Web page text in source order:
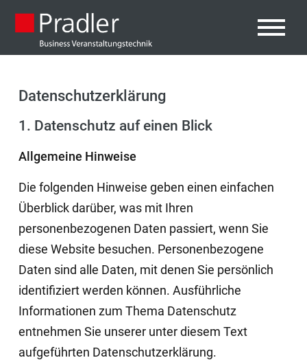
Datenschutz­erklärung
1. Datenschutz auf einen Blick
Allgemeine Hinweise
Die folgenden Hinweise geben einen einfachen
Überblick darüber, was mit Ihren
personenbezogenen Daten passiert, wenn Sie
diese Website besuchen. Personenbezogene
Daten sind alle Daten, mit denen Sie persönlich
identifiziert werden können. Ausführliche
Informationen zum Thema Datenschutz
entnehmen Sie unserer unter diesem Text
aufgeführten Datenschutzerklärung.